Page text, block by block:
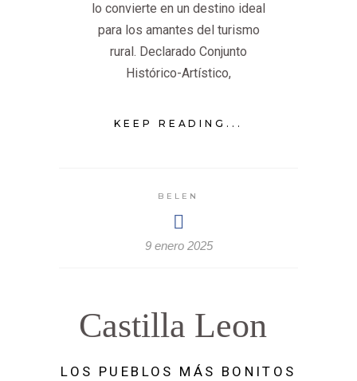
lo convierte en un destino ideal
para los amantes del turismo
rural. Declarado Conjunto
Histórico-Artístico,
KEEP READING...
BELEN
9 enero 2025
Castilla Leon
LOS PUEBLOS MÁS BONITOS